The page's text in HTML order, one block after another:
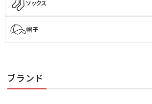
ソックス
帽子
ブランド